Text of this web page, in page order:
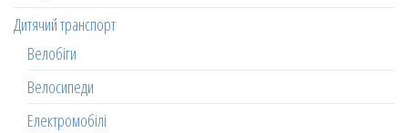
Дитячий транспорт
Велобіги
Велосипеди
Електромобілі